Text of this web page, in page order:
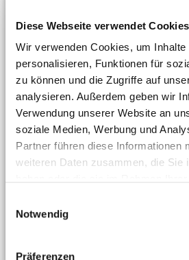
Diese Webseite verwendet Cookies
Wir verwenden Cookies, um Inhalte
personalisieren, Funktionen für
zu können und die Zugriffe auf
analysieren. Außerdem geben wir
Verwendung unserer Website an
soziale Medien, Werbung und
Partner führen diese Informationen
weiteren Daten zusammen, die Sie
Notwendig
Präferenzen
*Bei dem Beispiel handelt es sich um
Version. Zusätzlich lernst du auch
Variante. Außerdem gibt es zu jedem
du das Stück beim Singen begleiten
MODUL 6: O Du